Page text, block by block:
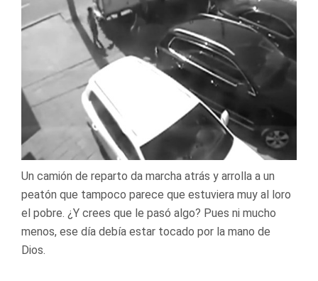
Un camión de reparto da marcha atrás y arrolla a un
peatón que tampoco parece que estuviera muy al loro
el pobre. ¿Y crees que le pasó algo? Pues ni mucho
menos, ese día debía estar tocado por la mano de
Dios.